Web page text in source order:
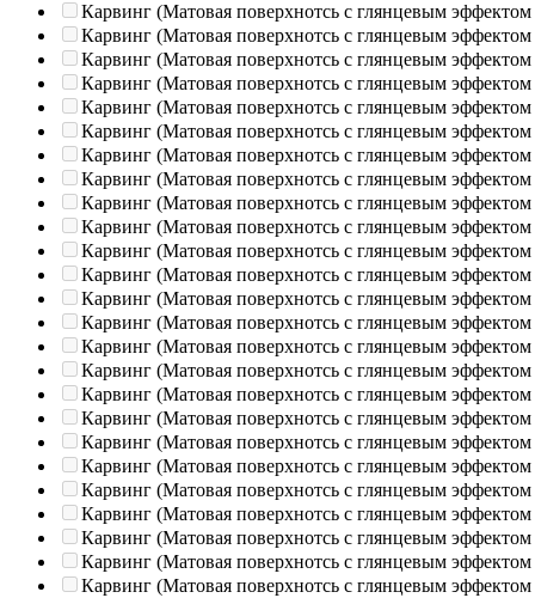
Карвинг (Матовая поверхнотсь с глянцевым эффектом
Карвинг (Матовая поверхнотсь с глянцевым эффектом
Карвинг (Матовая поверхнотсь с глянцевым эффектом
Карвинг (Матовая поверхнотсь с глянцевым эффектом
Карвинг (Матовая поверхнотсь с глянцевым эффектом
Карвинг (Матовая поверхнотсь с глянцевым эффектом
Карвинг (Матовая поверхнотсь с глянцевым эффектом
Карвинг (Матовая поверхнотсь с глянцевым эффектом
Карвинг (Матовая поверхнотсь с глянцевым эффектом
Карвинг (Матовая поверхнотсь с глянцевым эффектом
Карвинг (Матовая поверхнотсь с глянцевым эффектом
Карвинг (Матовая поверхнотсь с глянцевым эффектом
Карвинг (Матовая поверхнотсь с глянцевым эффектом
Карвинг (Матовая поверхнотсь с глянцевым эффектом
Карвинг (Матовая поверхнотсь с глянцевым эффектом
Карвинг (Матовая поверхнотсь с глянцевым эффектом
Карвинг (Матовая поверхнотсь с глянцевым эффектом
Карвинг (Матовая поверхнотсь с глянцевым эффектом
Карвинг (Матовая поверхнотсь с глянцевым эффектом
Карвинг (Матовая поверхнотсь с глянцевым эффектом
Карвинг (Матовая поверхнотсь с глянцевым эффектом
Карвинг (Матовая поверхнотсь с глянцевым эффектом
Карвинг (Матовая поверхнотсь с глянцевым эффектом
Карвинг (Матовая поверхнотсь с глянцевым эффектом
Карвинг (Матовая поверхнотсь с глянцевым эффектом